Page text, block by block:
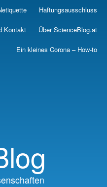
Haftungsausschluss
Kontakt Über ScienceBlog.at
Ein kleines Corona – How-to